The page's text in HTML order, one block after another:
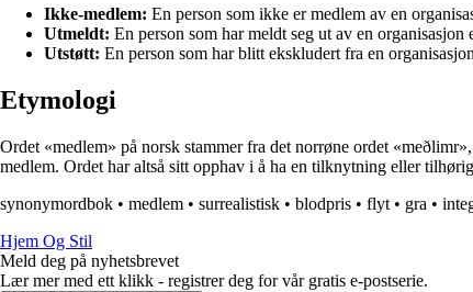
Ikke-medlem: En person som ikke er medlem av en
Utmeldt: En person som har meldt seg ut av en organisasjon
Utstøtt: En person som har blitt ekskludert fra en
Etymologi
Ordet «medlem» på norsk stammer fra det norrøne ordet
medlem. Ordet har altså sitt opphav i å ha en tilknytning eller
synonymordbok • medlem • surrealistisk • blodpris • flyt • gra •
Hjem Og Stil
Meld deg på nyhetsbrevet
Lær mer med ett klikk - registrer deg for vår gratis e-postserie.